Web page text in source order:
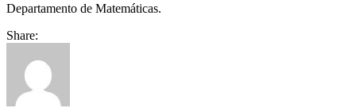
Departamento de Matemáticas.
Share: